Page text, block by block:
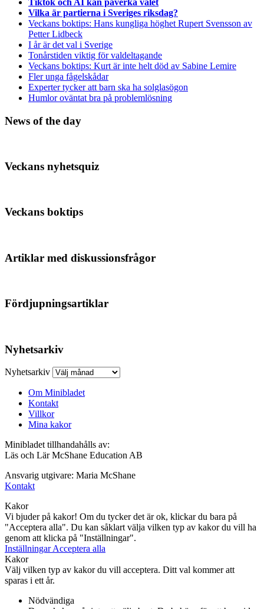
Vilka är partierna i Sveriges riksdag?
Veckans boktips: Hans kungliga höghet Rupert Svensson av
Petter Lidbeck
I år är det val i Sverige
Tonårstiden viktig för valdeltagande
Veckans boktips: Kurt är inte helt död av Sabine Lemire
Fler unga fågelskådar
Experter tycker att barn ska ha solglasögon
Humlor oväntat bra på problemlösning
News of the day
Veckans nyhetsquiz
Veckans boktips
Artiklar med diskussionsfrågor
Fördjupningsartiklar
Nyhetsarkiv
Nyhetsarkiv
Om Minibladet
Kontakt
Villkor
Mina kakor
Minibladet tillhandahålls av:
Läs och Lär McShane Education AB
Ansvarig utgivare: Maria McShane
Kontakt
Kakor
Vi bjuder på kakor! Om du tycker det är ok, klickar du bara på
"Acceptera alla". Du kan såklart välja vilken typ av kakor du vill ha
genom att klicka på "Inställningar".
InställningarAcceptera alla
Kakor
Välj vilken typ av kakor du vill acceptera. Ditt val kommer att
sparas i ett år.
Nödvändiga